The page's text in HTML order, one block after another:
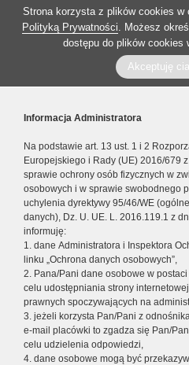
Strona korzysta z plików cookies w
Polityką Prywatności. Możesz
dostępu do plików cookies
Akceptuję
Informacja Administratora
Na podstawie art. 13 ust. 1 i 2
Europejskiego i Rady (UE) 2016/679
sprawie ochrony osób fizycznych w
osobowych i w sprawie swobodnego
uchylenia dyrektywy 95/46/WE
danych), Dz. U. UE. L. 2016.119.1 z
informuję:
1. dane Administratora i Inspektora
linku „Ochrona danych osobowych”,
2. Pana/Pani dane osobowe w
celu udostępniania strony
prawnych spoczywających na
3. jeżeli korzysta Pan/Pani z
e-mail placówki to zgadza się Pan/
celu udzielenia odpowiedzi,
4. dane osobowe mogą być